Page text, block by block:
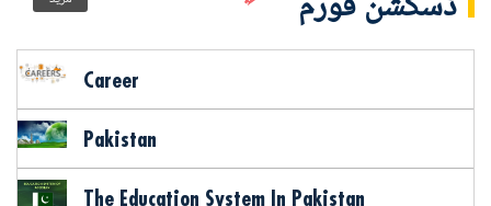
Career
Pakistan
The Education System In Pakistan